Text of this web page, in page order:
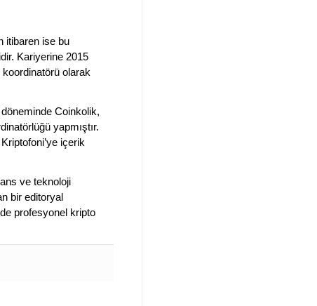
itibaren ise bu
Kariyerine 2015
koordinatörü olarak
Coinkolik,
yapmıştır.
içerik
ve teknoloji
bir editoryal
profesyonel kripto